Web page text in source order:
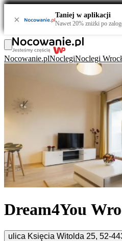
× Taniej w aplikacji
Nawet 20% zniżki po
Nocowanie.plNoclegiNoclegi
Dream4You
ulica Księcia Witolda 25, 52-